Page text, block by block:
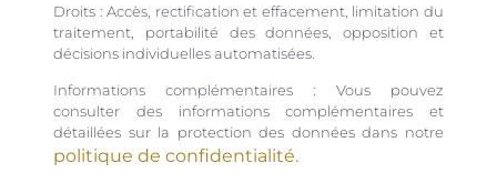
Droits : Accès, rectification et effacement, limitation du
traitement, portabilité des données, opposition et
décisions individuelles automatisées.
Informations complémentaires : Vous pouvez
consulter des informations complémentaires et
détaillées sur la protection des données dans notre
politique de confidentialité.